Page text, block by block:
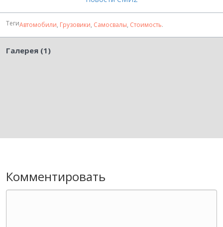
ТегиАвтомобили, Грузовики, Самосвалы, Стоимость.
Галерея (1)
Комментировать